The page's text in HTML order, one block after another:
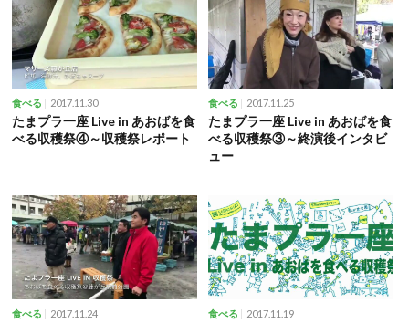
食べる 2017.11.30
たまプラ一座 Live in あおばを食
べる収穫祭④～収穫祭レポート
食べる 2017.11.25
たまプラ一座 Live in あおばを食
べる収穫祭③～終演後インタビ
ュー
食べる 2017.11.24 食べる 2017.11.19